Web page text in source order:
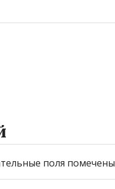
поля помечены